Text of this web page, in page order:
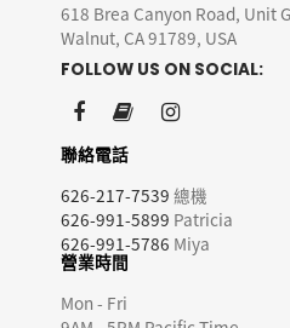
618 Brea Canyon Road, Unit
Walnut, CA 91789, USA
FOLLOW US ON SOCIAL:
聯絡電話
626-217-7539 總機
626-991-5899 Patricia
626-991-5786 Miya
營業時間
Mon - Fri